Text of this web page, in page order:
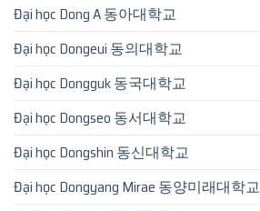
Đại học Dong A 동아대학교
Đại học Dongeui 동의대학교
Đại học Dongguk 동국대학교
Đại học Dongseo 동서대학교
Đại học Dongshin 동신대학교
Đại học Dongyang Mirae 동양미래대학교